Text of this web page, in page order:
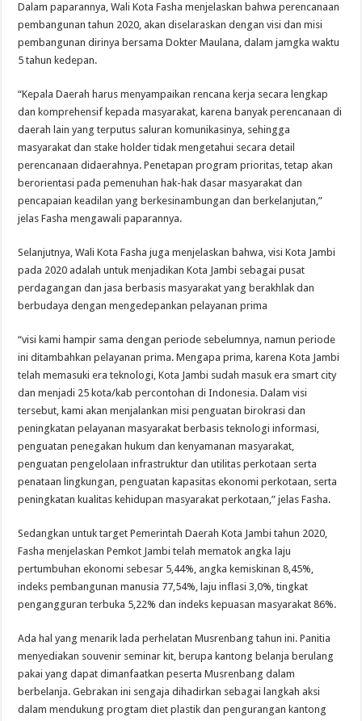
Dalam paparannya, Wali Kota Fasha menjelaskan bahwa perencanaan
pembangunan tahun 2020, akan diselaraskan dengan visi dan misi
pembangunan dirinya bersama Dokter Maulana, dalam jamgka waktu
5 tahun kedepan.
“Kepala Daerah harus menyampaikan rencana kerja secara lengkap
dan komprehensif kepada masyarakat, karena banyak perencanaan di
daerah lain yang terputus saluran komunikasinya, sehingga
masyarakat dan stake holder tidak mengetahui secara detail
perencanaan didaerahnya. Penetapan program prioritas, tetap akan
berorientasi pada pemenuhan hak-hak dasar masyarakat dan
pencapaian keadilan yang berkesinambungan dan berkelanjutan,”
jelas Fasha mengawali paparannya.
Selanjutnya, Wali Kota Fasha juga menjelaskan bahwa, visi Kota Jambi
pada 2020 adalah untuk menjadikan Kota Jambi sebagai pusat
perdagangan dan jasa berbasis masyarakat yang berakhlak dan
berbudaya dengan mengedepankan pelayanan prima
“visi kami hampir sama dengan periode sebelumnya, namun periode
ini ditambahkan pelayanan prima. Mengapa prima, karena Kota Jambi
telah memasuki era teknologi, Kota Jambi sudah masuk era smart city
dan menjadi 25 kota/kab percontohan di Indonesia. Dalam visi
tersebut, kami akan menjalankan misi penguatan birokrasi dan
peningkatan pelayanan masyarakat berbasis teknologi informasi,
penguatan penegakan hukum dan kenyamanan masyarakat,
penguatan pengelolaan infrastruktur dan utilitas perkotaan serta
penataan lingkungan, penguatan kapasitas ekonomi perkotaan, serta
peningkatan kualitas kehidupan masyarakat perkotaan,” jelas Fasha.
Sedangkan untuk target Pemerintah Daerah Kota Jambi tahun 2020,
Fasha menjelaskan Pemkot Jambi telah mematok angka laju
pertumbuhan ekonomi sebesar 5,44%, angka kemiskinan 8,45%,
indeks pembangunan manusia 77,54%, laju inflasi 3,0%, tingkat
pengangguran terbuka 5,22% dan indeks kepuasan masyarakat 86%.
Ada hal yang menarik lada perhelatan Musrenbang tahun ini. Panitia
menyediakan souvenir seminar kit, berupa kantong belanja berulang
pakai yang dapat dimanfaatkan peserta Musrenbang dalam
berbelanja. Gebrakan ini sengaja dihadirkan sebagai langkah aksi
dalam mendukung progtam diet plastik dan pengurangan kantong